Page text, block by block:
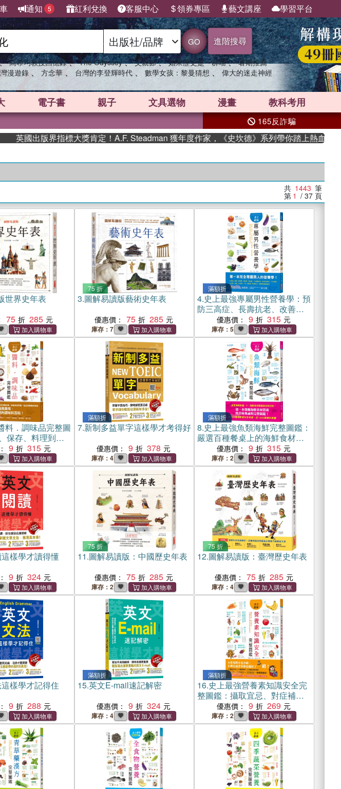
通知 5 紅利兌換 客服中心 領券專區 藝文講座 學習平台
GO 進階搜尋
高希均教授回憶錄 、 The Odyssey 、 父親節 、 如果歷史是一群喵 、 暑期推薦
漫遊錄 、 方念華 、 台灣的李登輝時代 、 數學女孩：黎曼猜想 、 偉大的迷走神經
電子書 親子 文具選物 漫畫 教科考用
165反詐騙
版界指標大獎肯定！A.F. Steadman 獲年度作家，《史坎德》系列帶你踏上熱血奇幻旅程
共 1443 筆
第 1 / 37 頁
世界史年表
75 285
75 折
3.圖解易讀版藝術史年表
優惠價： 75 285
庫存：7
滿額折
4.史上最強專屬男性營養學：預
防三高症、長壽抗老、改善便
祕、防癌保健，創造體內加倍
驚人的營養力！
優惠價： 9 315
庫存：5
料．調味品完整圖
保存、料理到妙
精髓，發掘食材
9 315
滿額折
7.新制多益單字這樣學才考得好
優惠價： 9 378
庫存：4
滿額折
8.史上最強魚類海鮮完整圖鑑：
嚴選百種餐桌上的海鮮食材，
從食材的品種、產地、營養分
析到飲食宜忌，一本完整全收
錄！
優惠價： 9 315
庫存：2
樣學才讀得懂
9 324
75 折
11.圖解易讀版：中國歷史年表
優惠價： 75 285
庫存：2
75 折
12.圖解易讀版：臺灣歷史年表
優惠價： 75 285
庫存：4
樣學才記得住
9 288
滿額折
15.英文E-mail速記解密
優惠價： 9 324
庫存：4
滿額折
16.史上最強營養素知識安全完
整圖鑑：攝取宜忌、對症補
充，正確選用身體所需保底維
他命
優惠價： 9 269
庫存：2